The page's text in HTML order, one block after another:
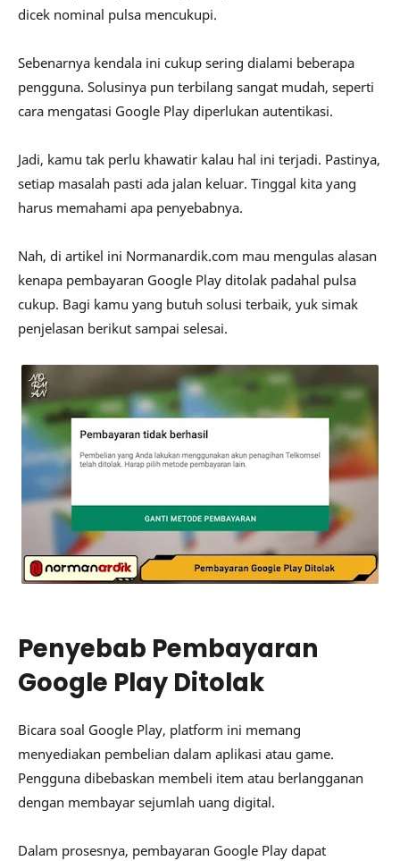
dicek nominal pulsa mencukupi.
Sebenarnya kendala ini cukup sering dialami beberapa
pengguna. Solusinya pun terbilang sangat mudah, seperti
cara mengatasi Google Play diperlukan autentikasi.
Jadi, kamu tak perlu khawatir kalau hal ini terjadi. Pastinya,
setiap masalah pasti ada jalan keluar. Tinggal kita yang
harus memahami apa penyebabnya.
Nah, di artikel ini Normanardik.com mau mengulas alasan
kenapa pembayaran Google Play ditolak padahal pulsa
cukup. Bagi kamu yang butuh solusi terbaik, yuk simak
penjelasan berikut sampai selesai.
Penyebab Pembayaran
Google Play Ditolak
Bicara soal Google Play, platform ini memang
menyediakan pembelian dalam aplikasi atau game.
Pengguna dibebaskan membeli item atau berlangganan
dengan membayar sejumlah uang digital.
Dalam prosesnya, pembayaran Google Play dapat